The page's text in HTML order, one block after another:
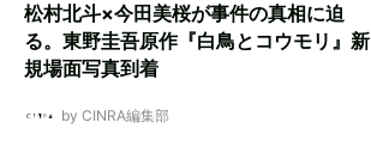
松村北斗×今田美桜が事件の真相に迫
る。東野圭吾原作『白鳥とコウモリ』新
規場面写真到着
by CINRA編集部